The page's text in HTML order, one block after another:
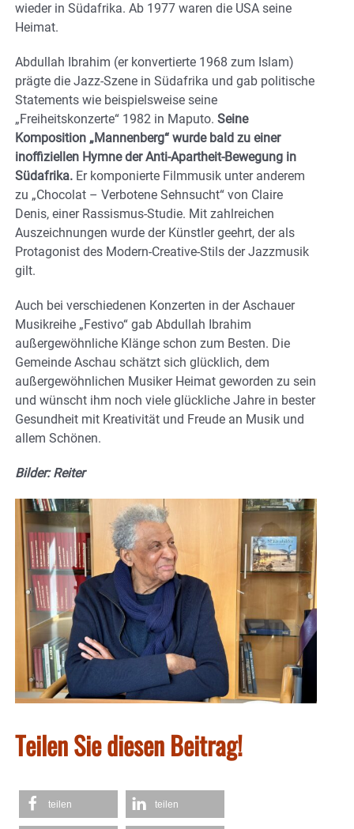
wieder in Südafrika. Ab 1977 waren die USA seine
Heimat.
Abdullah Ibrahim (er konvertierte 1968 zum Islam)
prägte die Jazz-Szene in Südafrika und gab politische
Statements wie beispielsweise seine
„Freiheitskonzerte“ 1982 in Maputo. Seine
Komposition „Mannenberg“ wurde bald zu einer
inoffiziellen Hymne der Anti-Apartheit-Bewegung in
Südafrika. Er komponierte Filmmusik unter anderem
zu „Chocolat – Verbotene Sehnsucht“ von Claire
Denis, einer Rassismus-Studie. Mit zahlreichen
Auszeichnungen wurde der Künstler geehrt, der als
Protagonist des Modern-Creative-Stils der Jazzmusik
gilt.
Auch bei verschiedenen Konzerten in der Aschauer
Musikreihe „Festivo“ gab Abdullah Ibrahim
außergewöhnliche Klänge schon zum Besten. Die
Gemeinde Aschau schätzt sich glücklich, dem
außergewöhnlichen Musiker Heimat geworden zu sein
und wünscht ihm noch viele glückliche Jahre in bester
Gesundheit mit Kreativität und Freude an Musik und
allem Schönen.
Bilder: Reiter
Teilen Sie diesen Beitrag!
teilen teilen